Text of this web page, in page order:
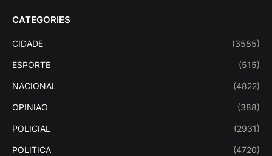
CATEGORIES
CIDADE (3585)
ESPORTE (515)
NACIONAL (4822)
OPINIAO (388)
POLICIAL (2931)
POLITICA (4720)